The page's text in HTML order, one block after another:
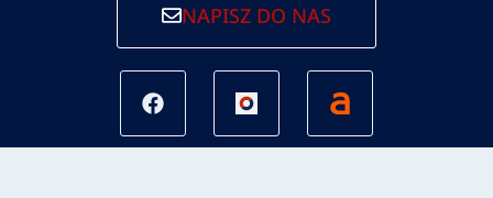
NAPISZ DO NAS